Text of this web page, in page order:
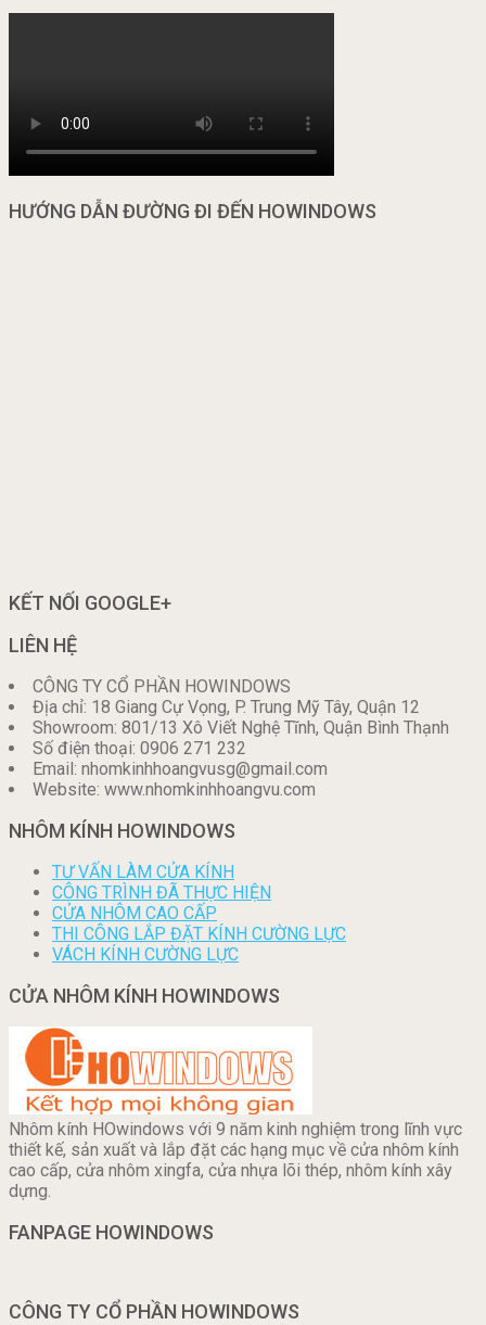
HƯỚNG DẪN ĐƯỜNG ĐI ĐẾN HOWINDOWS
KẾT NỐI GOOGLE+
LIÊN HỆ
CÔNG TY CỔ PHẦN HOWINDOWS
Địa chỉ: 18 Giang Cự Vọng, P. Trung Mỹ Tây, Quận 12
Showroom: 801/13 Xô Viết Nghệ Tĩnh, Quận Bình Thạnh
Số điện thoại: 0906 271 232
Email: nhomkinhhoangvusg@gmail.com
Website: www.nhomkinhhoangvu.com
NHÔM KÍNH HOWINDOWS
TƯ VẤN LÀM CỬA KÍNH
CÔNG TRÌNH ĐÃ THỰC HIỆN
CỬA NHÔM CAO CẤP
THI CÔNG LẮP ĐẶT KÍNH CƯỜNG LỰC
VÁCH KÍNH CƯỜNG LỰC
CỬA NHÔM KÍNH HOWINDOWS
Nhôm kính HOwindows với 9 năm kinh nghiệm trong lĩnh vực
thiết kế, sản xuất và lắp đặt các hạng mục về cửa nhôm kính
cao cấp, cửa nhôm xingfa, cửa nhựa lõi thép, nhôm kính xây
dựng.
FANPAGE HOWINDOWS
CÔNG TY CỔ PHẦN HOWINDOWS